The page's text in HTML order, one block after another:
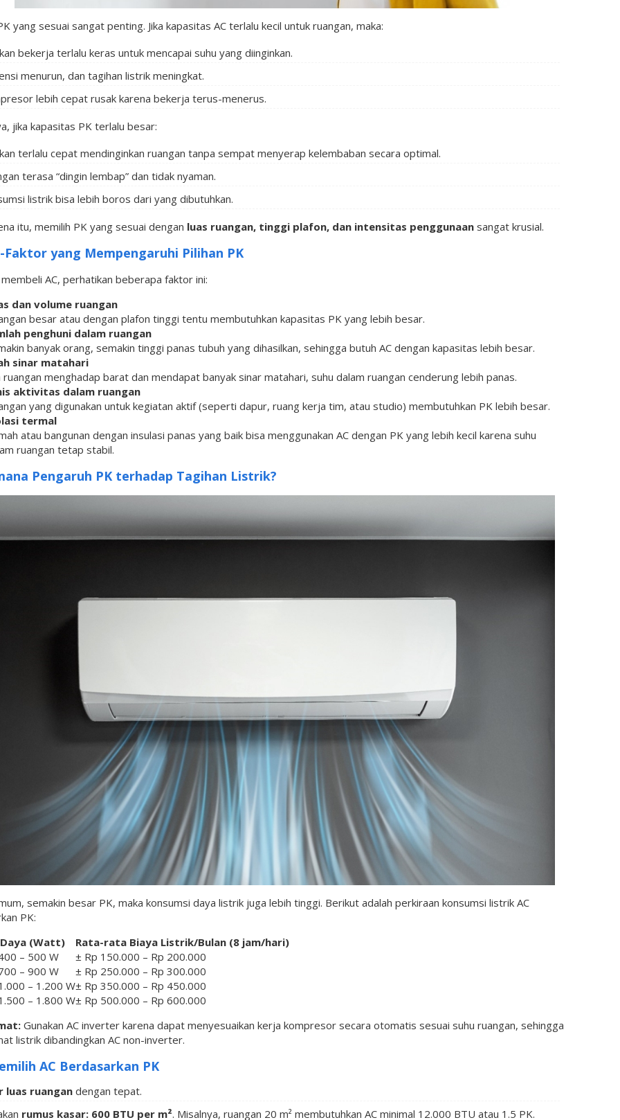
yang sesuai sangat penting. Jika kapasitas AC terlalu kecil untuk ruangan, maka:
bekerja terlalu keras untuk mencapai suhu yang diinginkan.
menurun, dan tagihan listrik meningkat.
lebih cepat rusak karena bekerja terus-menerus.
jika kapasitas PK terlalu besar:
terlalu cepat mendinginkan ruangan tanpa sempat menyerap kelembaban secara optimal.
terasa “dingin lembap” dan tidak nyaman.
listrik bisa lebih boros dari yang dibutuhkan.
itu, memilih PK yang sesuai dengan luas ruangan, tinggi plafon, dan intensitas penggunaan sangat krusial.
yang Mempengaruhi Pilihan PK
AC, perhatikan beberapa faktor ini:
dan volume ruangan
besar atau dengan plafon tinggi tentu membutuhkan kapasitas PK yang lebih besar.
penghuni dalam ruangan
banyak orang, semakin tinggi panas tubuh yang dihasilkan, sehingga butuh AC dengan kapasitas lebih besar.
sinar matahari
ruangan menghadap barat dan mendapat banyak sinar matahari, suhu dalam ruangan cenderung lebih panas.
aktivitas dalam ruangan
yang digunakan untuk kegiatan aktif (seperti dapur, ruang kerja tim, atau studio) membutuhkan PK lebih besar.
termal
atau bangunan dengan insulasi panas yang baik bisa menggunakan AC dengan PK yang lebih kecil karena suhu
ruangan tetap stabil.
Pengaruh PK terhadap Tagihan Listrik?
semakin besar PK, maka konsumsi daya listrik juga lebih tinggi. Berikut adalah perkiraan konsumsi listrik AC
PK:
Daya (Watt)
Rata-rata Biaya Listrik/Bulan (8 jam/hari)
– 500 W
± Rp 150.000 – Rp 200.000
– 900 W
± Rp 250.000 – Rp 300.000
– 1.200 W± Rp 350.000 – Rp 450.000
– 1.800 W± Rp 500.000 – Rp 600.000
Gunakan AC inverter karena dapat menyesuaikan kerja kompresor secara otomatis sesuai suhu ruangan, sehingga
listrik dibandingkan AC non-inverter.
AC Berdasarkan PK
luas ruangan dengan tepat.
rumus kasar: 600 BTU per m². Misalnya, ruangan 20 m² membutuhkan AC minimal 12.000 BTU atau 1.5 PK.